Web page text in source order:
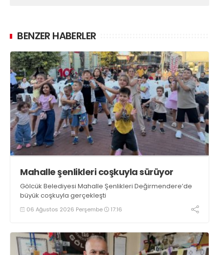
BENZER HABERLER
Mahalle şenlikleri coşkuyla sürüyor
Gölcük Belediyesi Mahalle Şenlikleri Değirmendere’de
büyük coşkuyla gerçekleşti
06 Ağustos 2026 Perşembe 17:16